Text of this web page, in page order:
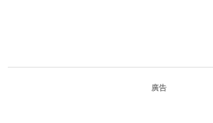
廣告